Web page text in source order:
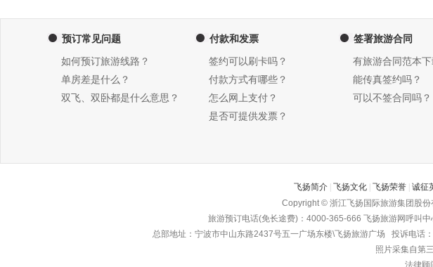
预订常见问题
如何预订旅游线路？
单房差是什么？
双飞、双卧都是什么意思？
付款和发票
签约可以刷卡吗？
付款方式有哪些？
怎么网上支付？
是否可提供发票？
签署旅游合同
有旅游合同范本下
能传真签约吗？
可以不签合同吗？
飞扬简介 飞扬文化 飞扬荣誉 诚征
Copyright © 浙江飞扬国际旅游集团股
旅游预订电话(免长途费)：4000-365-666 飞扬旅游网呼叫
总部地址：宁波市中山东路2437号五一广场东楼\飞扬旅游广场 投诉电话
照片采集自第
法律顾